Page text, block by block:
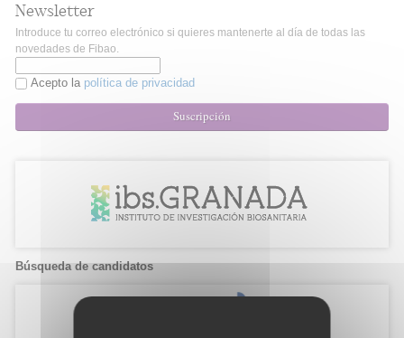
Newsletter
Introduce tu correo electrónico si quieres mantenerte al día de todas las
novedades de Fibao.
Acepto la política de privacidad
Suscripción
Búsqueda de candidatos